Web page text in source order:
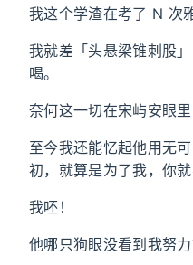
我这个学渣在考了 N 次
我就差「头悬梁锥刺股
喝。
奈何这一切在宋屿安眼
至今我还能忆起他用无
初，就算是为了我，你
我呸！
他哪只狗眼没看到我努力